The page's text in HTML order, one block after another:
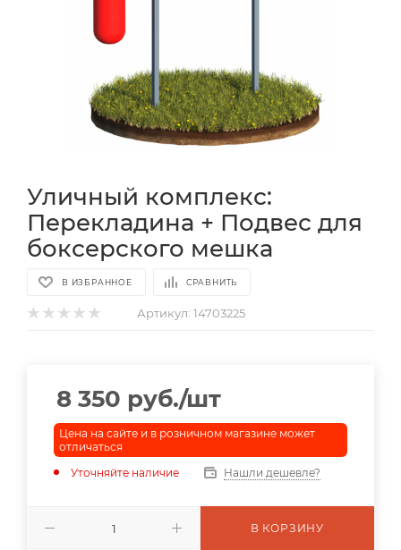
Уличный комплекс:
Перекладина + Подвес для
боксерского мешка
В ИЗБРАННОЕ СРАВНИТЬ
Артикул: 14703225
8 350 руб./шт
Цена на сайте и в розничном магазине может
отличаться
Уточняйте наличие
Нашли дешевле?
В КОРЗИНУ